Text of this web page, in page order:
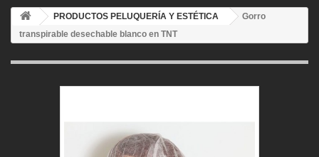
PRODUCTOS PELUQUERÍA Y ESTÉTICA
Gorro
transpirable desechable blanco en TNT